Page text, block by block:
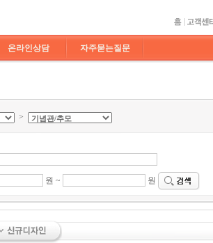
온라인상담 자주묻는질문
>
원 ~ 원